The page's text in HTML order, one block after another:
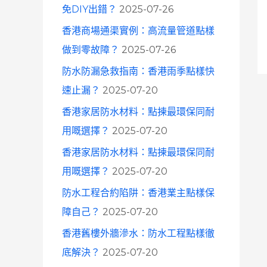
免DIY出錯？ 2025-07-26
香港商場通渠實例：高流量管道點樣
做到零故障？ 2025-07-26
防水防漏急救指南：香港雨季點樣快
速止漏？ 2025-07-20
香港家居防水材料：點揀最環保同耐
用嘅選擇？ 2025-07-20
香港家居防水材料：點揀最環保同耐
用嘅選擇？ 2025-07-20
防水工程合約陷阱：香港業主點樣保
障自己？ 2025-07-20
香港舊樓外牆滲水：防水工程點樣徹
底解決？ 2025-07-20